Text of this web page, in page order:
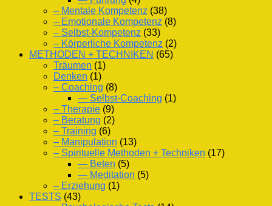
– Mentale Kompetenz (38)
– Emotionale Kompetenz (8)
– Selbst-Kompetenz (33)
– Körperliche Kompetenz (2)
METHODEN + TECHNIKEN (65)
Träumen (1)
Denken (1)
– Coaching (8)
— Selbst-Coaching (1)
– Therapie (9)
– Beratung (2)
– Training (6)
– Manipulation (13)
– Spirituelle Methoden + Techniken (17)
— Beten (5)
— Meditation (5)
– Erziehung (1)
TESTS (43)